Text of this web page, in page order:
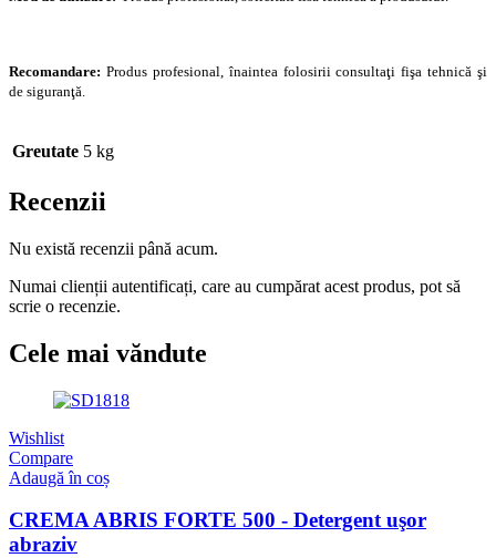
Recomandare: Produs profesional, înaintea folosirii consultaţi fişa tehnică şi
de siguranţă.
Greutate 5 kg
Recenzii
Nu există recenzii până acum.
Numai clienții autentificați, care au cumpărat acest produs, pot să
scrie o recenzie.
Cele mai văndute
Wishlist
Compare
Adaugă în coș
CREMA ABRIS FORTE 500 - Detergent uşor
abraziv